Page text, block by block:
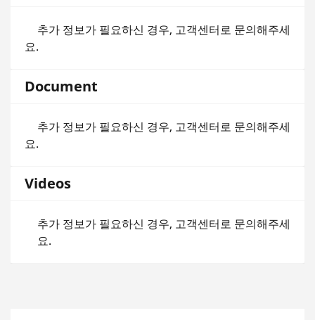
추가 정보가 필요하신 경우, 고객센터로 문의해주세
요.
Document
추가 정보가 필요하신 경우, 고객센터로 문의해주세
요.
Videos
추가 정보가 필요하신 경우, 고객센터로 문의해주세
요.